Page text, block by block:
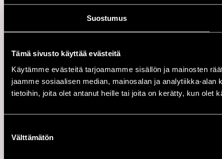
Suostumus
Tämä sivusto käyttää evästeitä
Käytämme evästeitä tarjoamamme sisällön ja mainosten
jaamme sosiaalisen median, mainosalan ja analytiikka-
tietoihin, joita olet antanut heille tai joita on kerätty, kun olet
valinta
Välttämätön